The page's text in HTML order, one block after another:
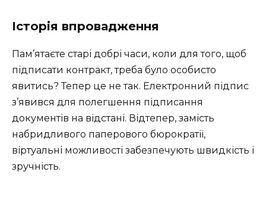
Історія впровадження
Пам’ятаєте старі добрі часи, коли для того, щоб
підписати контракт, треба було особисто
явитись? Тепер це не так. Електронний підпис
з’явився для полегшення підписання
документів на відстані. Відтепер, замість
набридливого паперового бюрократії,
віртуальні можливості забезпечують швидкість і
зручність.